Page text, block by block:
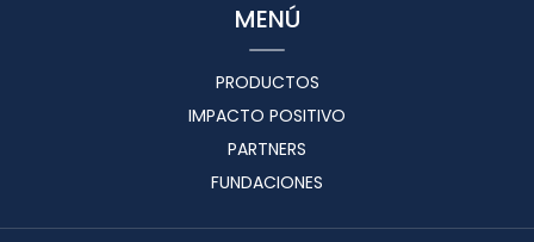
MENÚ
PRODUCTOS
IMPACTO POSITIVO
PARTNERS
FUNDACIONES